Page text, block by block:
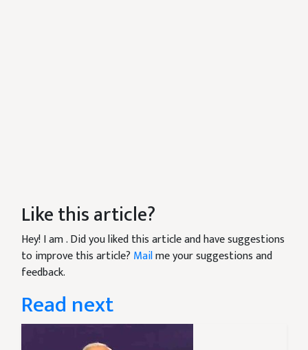
Like this article?
Hey! I am. Did you liked this article and have suggestions
to improve this article? Mailme your suggestions and
feedback.
Read next